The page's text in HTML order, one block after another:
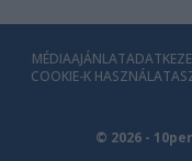
MÉDIAAJÁNLAT
COOKIE-K HASZNÁLATA
© 2026 -